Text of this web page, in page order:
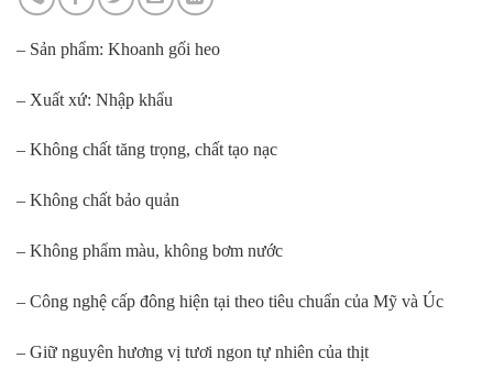
– Sản phẩm: Khoanh gối heo
– Xuất xứ: Nhập khẩu
– Không chất tăng trọng, chất tạo nạc
– Không chất bảo quản
– Không phẩm màu, không bơm nước
– Công nghệ cấp đông hiện tại theo tiêu chuẩn của Mỹ và Úc
– Giữ nguyên hương vị tươi ngon tự nhiên của thịt